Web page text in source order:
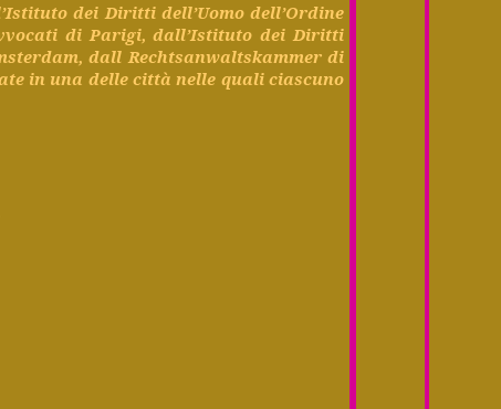
dei Diritti dell’Uomo dell’Ordine
di Parigi,dall’Istituto dei Diritti
dall Rechtsanwaltskammerdi
in una delle città nelle quali ciascuno